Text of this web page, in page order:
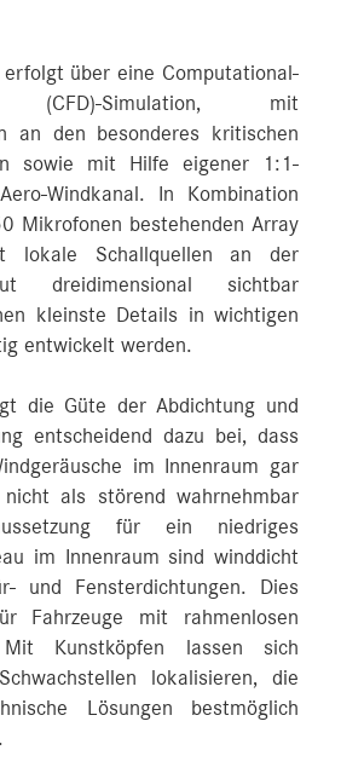
erfolgt über eine Computational-
(CFD)-Simulation, mit
an den besonderes kritischen
sowie mit Hilfe eigener 1:1-
Windkanal. In Kombination
Mikrofonen bestehenden Array
lokale Schallquellen an der
dreidimensional sichtbar
kleinste Details in wichtigen
entwickelt werden.
die Güte der Abdichtung und
entscheidend dazu bei, dass
im Innenraum gar
als störend wahrnehmbar
für ein niedriges
im Innenraum sind winddicht
und Fensterdichtungen. Dies
Fahrzeuge mit rahmenlosen
Mit Kunstköpfen lassen sich
lokalisieren, die
Lösungen bestmöglich